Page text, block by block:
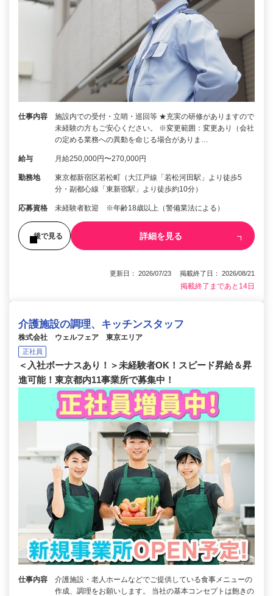
仕事内容
施設内での受付・立哨・巡回等 ★充実の研修がありますので
未経験の方もご安心ください。 ※変更範囲：変更あり（会社
の定める業務への異動を命じる場合がありま…
給与 月給250,000円〜270,000円
勤務地
東京都新宿区若松町（大江戸線「若松河田駅」より徒歩5
分・副都心線「東新宿駅」より徒歩約10分）
応募資格 未経験者歓迎 ※年齢18歳以上（警備業法による）
後で見る 詳細を見る
更新日： 2026/07/23 掲載終了日： 2026/08/21
掲載終了まであと14日
介護施設の調理、キッチンスタッフ
株式会社 ウェルフェア 東京エリア
正社員
＜入社ボーナスあり！＞未経験者OK！スピード昇給＆昇
進可能！東京都内11事業所で募集中！
仕事内容
介護施設・老人ホームなどでご提供している食事メニューの
作成、調理をお願いします。 当社の基本コンセプトは飽きの